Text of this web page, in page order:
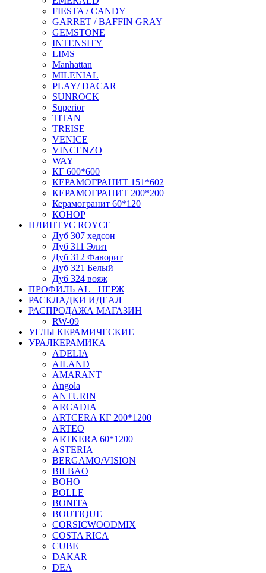
FIESTA / CANDY
GARRET / BAFFIN GRAY
GEMSTONE
INTENSITY
LIMS
Manhattan
MILENIAL
PLAY/ DACAR
SUNROCK
Superior
TITAN
TREISE
VENICE
VINCENZO
WAY
КГ 600*600
КЕРАМОГРАНИТ 151*602
КЕРАМОГРАНИТ 200*200
Керамогранит 60*120
КОНОР
ПЛИНТУС ROYCE
Дуб 307 хедсон
Дуб 311 Элит
Дуб 312 Фаворит
Дуб 321 Белый
Дуб 324 вояж
ПРОФИЛЬ AL+ НЕРЖ
РАСКЛАДКИ ИДЕАЛ
РАСПРОДАЖА МАГАЗИН
RW-09
УГЛЫ КЕРАМИЧЕСКИЕ
УРАЛКЕРАМИКА
ADELIA
AILAND
AMARANT
Angola
ANTURIN
ARCADIA
ARTCERA КГ 200*1200
ARTEO
ARTKERA 60*1200
ASTERIA
BERGAMO/VISION
BILBAO
BOHO
BOLLE
BONITA
BOUTIQUE
CORSICWOODMIX
COSTA RICA
CUBE
DAKAR
DEA